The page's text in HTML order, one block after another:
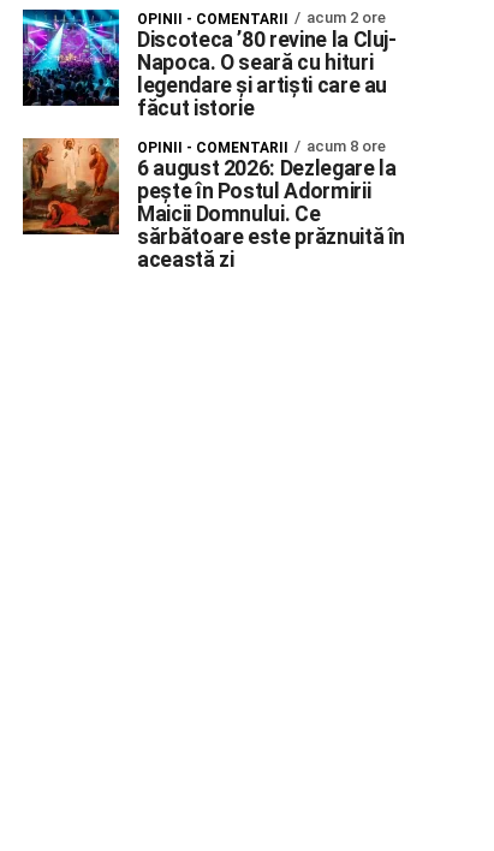
OPINII - COMENTARII acum 2 ore
Discoteca ’80 revine la Cluj-
Napoca. O seară cu hituri
legendare și artiști care au
făcut istorie
OPINII - COMENTARII acum 8 ore
6 august 2026: Dezlegare la
pește în Postul Adormirii
Maicii Domnului. Ce
sărbătoare este prăznuită în
această zi